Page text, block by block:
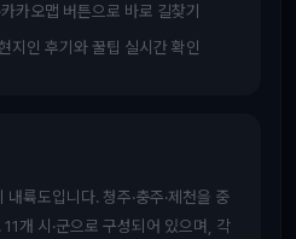
카오맵 버튼으로 바로 길찾기
지인 후기와 꿀팁 실시간 확인
륙도입니다. 청주·충주·제천을 중
개 시·군으로 구성되어 있으며, 각